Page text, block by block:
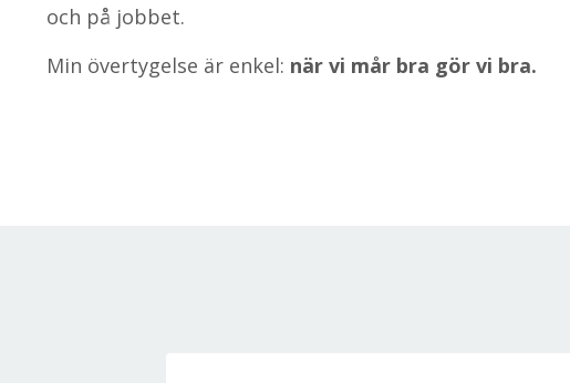
och på jobbet.
Min övertygelse är enkel: när vi mår bra gör vi bra.